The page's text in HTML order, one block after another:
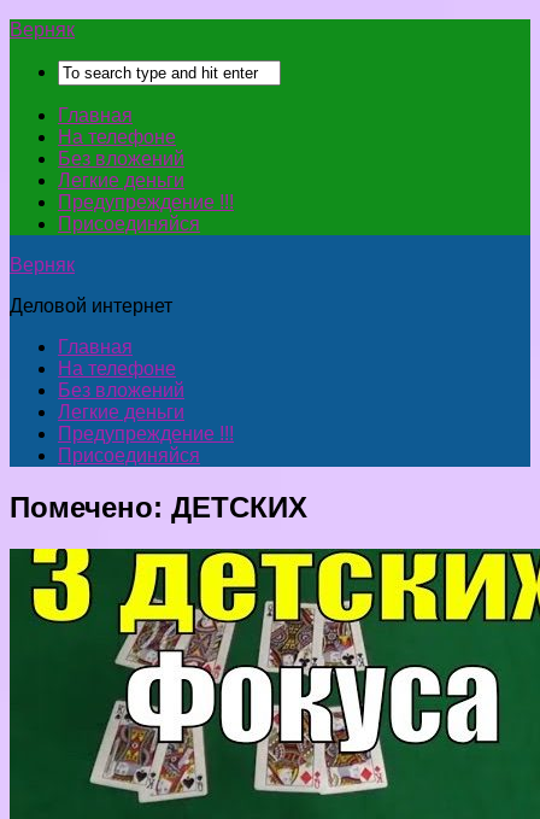
Верняк
Главная
На телефоне
Без вложений
Легкие деньги
Предупреждение !!!
Присоединяйся
Верняк
Деловой интернет
Главная
На телефоне
Без вложений
Легкие деньги
Предупреждение !!!
Присоединяйся
Помечено: ДЕТСКИХ